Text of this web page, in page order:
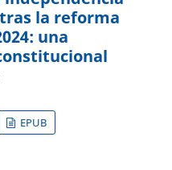
la reforma
una
EPUB